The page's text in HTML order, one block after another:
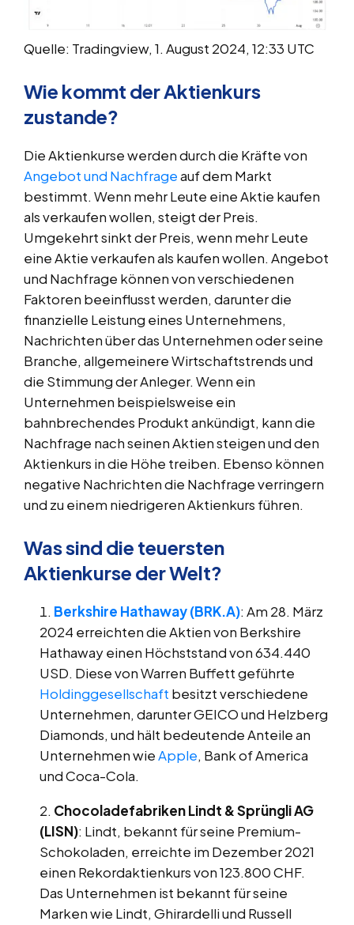
Quelle: Tradingview, 1. August 2024, 12:33 UTC
Wie kommt der Aktienkurs
zustande?
Die Aktienkurse werden durch die Kräfte von
Angebot und Nachfrageauf dem Markt
bestimmt. Wenn mehr Leute eine Aktie kaufen
als verkaufen wollen, steigt der Preis.
Umgekehrt sinkt der Preis, wenn mehr Leute
eine Aktie verkaufen als kaufen wollen. Angebot
und Nachfrage können von verschiedenen
Faktoren beeinflusst werden, darunter die
finanzielle Leistung eines Unternehmens,
Nachrichten über das Unternehmen oder seine
Branche, allgemeinere Wirtschaftstrends und
die Stimmung der Anleger. Wenn ein
Unternehmen beispielsweise ein
bahnbrechendes Produkt ankündigt, kann die
Nachfrage nach seinen Aktien steigen und den
Aktienkurs in die Höhe treiben. Ebenso können
negative Nachrichten die Nachfrage verringern
und zu einem niedrigeren Aktienkurs führen.
Was sind die teuersten
Aktienkurse der Welt?
Berkshire Hathaway (BRK.A): Am 28. März
2024 erreichten die Aktien von Berkshire
Hathaway einen Höchststand von 634.440
USD. Diese von Warren Buffett geführte
Holdinggesellschaft besitzt verschiedene
Unternehmen, darunter GEICO und Helzberg
Diamonds, und hält bedeutende Anteile an
Unternehmen wieApple, Bank of America
und Coca-Cola.
Chocoladefabriken Lindt & Sprüngli AG
(LISN): Lindt, bekannt für seine Premium-
Schokoladen, erreichte im Dezember 2021
einen Rekordaktienkurs von 123.800 CHF.
Das Unternehmen ist bekannt für seine
Marken wie Lindt, Ghirardelli und Russell